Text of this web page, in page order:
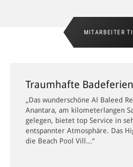
MITARBEITER
Traumhafte
„Das wunderschöne Al Baleed
Anantara, am kilometerlangen
gelegen, bietet top Service in
entspannter Atmosphäre. Das
die Beach Pool Vill...“